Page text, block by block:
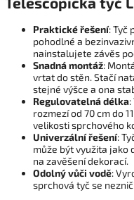
Praktické řešení: Tyč
pohodlné a
nainstalujete závěs
Snadná montáž:
vrtat do stěn. Stačí
stejné výšce a ona
Regulovatelná délka
rozmezí od 70 cm do
velikosti sprchového
Univerzální řešení:
může být využita jako
na zavěšení dekorací.
Odolný vůči vodě:
sprchová tyč se